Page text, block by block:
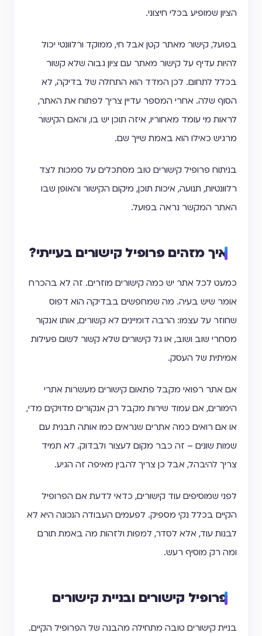
הציון שמופיע בכלי חיצוני.
בפועל, קישור מאתר קטן אבל חי, ממוקד ורלוונטי יכול
להיות עדיף על קישור מאתר עם ציון גבוה שלא קשור
בכלל לתחום. לכן המדד הוא התחלה של בדיקה, לא
הסוף שלה. אחרי המספר עדיין צריך לפתוח את האתר,
לראות מי עומד מאחוריו, איזה תוכן יש בו, והאם הקישור
מרגיש כאילו הוא באמת שייך שם.
בניתוח פרופיל קישורים טוב מסתכלים על סמכות לצד
רלוונטיות, תנועה, איכות תוכן, מיקום הקישור והאופן שבו
האתר המקשר נראה בפועל.
איך מזהים פרופיל קישורים בעייתי?
כמעט לכל אתר יש כמה קישורים מוזרים. זה לא בהכרח
אומר שיש בעיה. מה שמחפשים בבדיקה הוא דפוס
שחוזר על עצמו: הרבה דומיינים לא קשורים, אותו אנקור
מסחרי שוב ושוב, או גל קישורים שלא קשור לשום פעילות
אמיתית של העסק.
אם אתר רפואי מקבל פתאום קישורים מעשרות אתרי
הימורים, אם עמוד שירות מקבל רק אנקורים מדויקים מדי,
או אם רואים כמה אתרים שנראים כמו אותה תבנית עם
שמות שונים – זה כבר מקום לעצור ולבדוק. לא תמיד
צריך להיבהל, אבל כן צריך להבין מאיפה זה הגיע.
לפני שמוסיפים עוד קישורים, כדאי לדעת אם הפרופיל
הקיים בכלל נקי מספיק. לפעמים העבודה הנכונה היא לא
לבנות עוד, אלא לסדר, למפות ולזהות מה באמת תורם
ומה רק מוסיף רעש.
פרופיל קישורים ובניית קישורים
בניית קישורים טובה מתחילה מהבנה של הפרופיל הקיים.